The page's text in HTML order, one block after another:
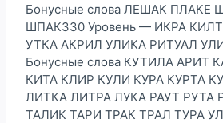
Бонусные слова ЛЕШАК
ШПАК330 Уровень — ИКРА
УТКА АКРИЛ УЛИКА РИТУАЛ
Бонусные слова КУТИЛА АРИТ
КИТА КЛИР КУЛИ КУРА КУРТА
ЛИТКА ЛИТРА ЛУКА РАУТ РУТА
ТАЛИК ТАРИ ТРАК ТРАЛ ТУРА